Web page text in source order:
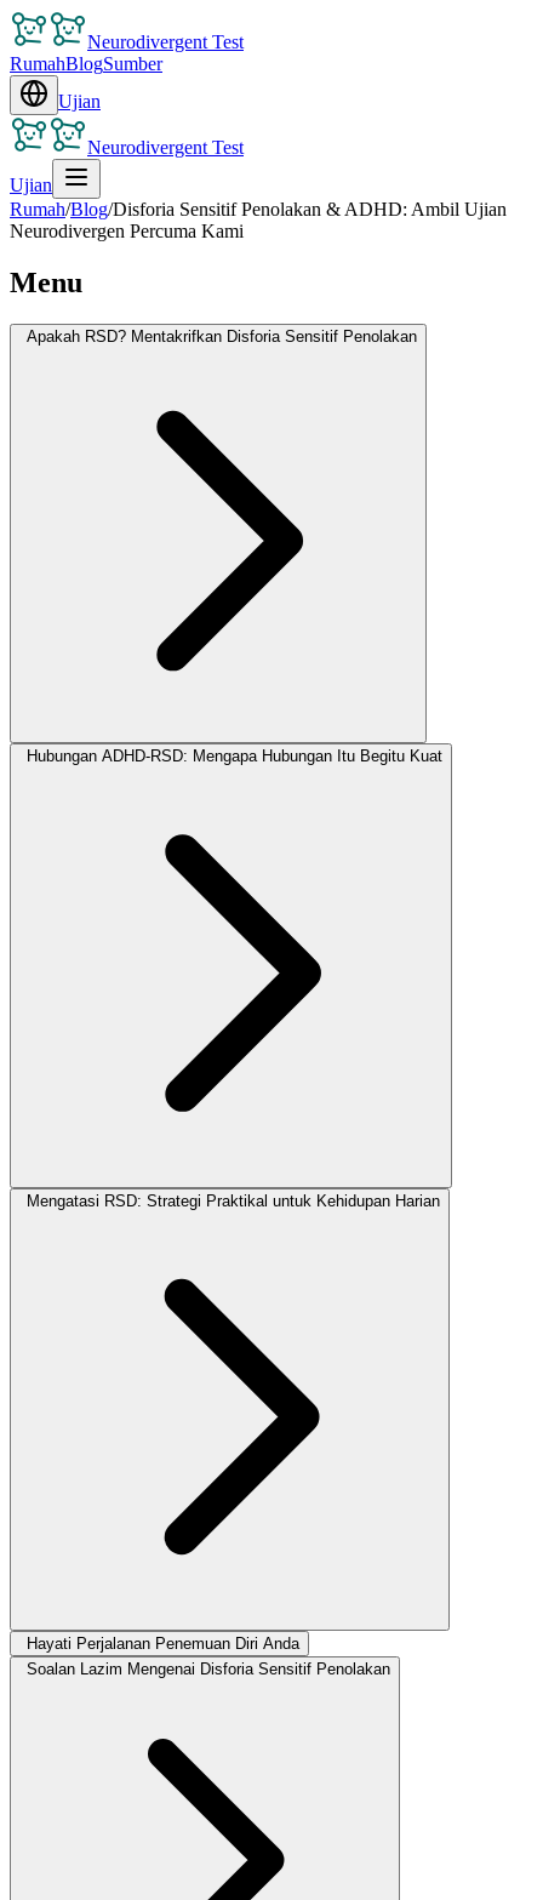
Neurodivergent Test
RumahBlogSumber
Ujian
Neurodivergent Test
Ujian
Rumah/Blog/Disforia Sensitif Penolakan & ADHD: Ambil Ujian
Neurodivergen Percuma Kami
Menu
Apakah RSD? Mentakrifkan Disforia Sensitif Penolakan
Hubungan ADHD-RSD: Mengapa Hubungan Itu Begitu Kuat
Mengatasi RSD: Strategi Praktikal untuk Kehidupan Harian
Hayati Perjalanan Penemuan Diri Anda
Soalan Lazim Mengenai Disforia Sensitif Penolakan